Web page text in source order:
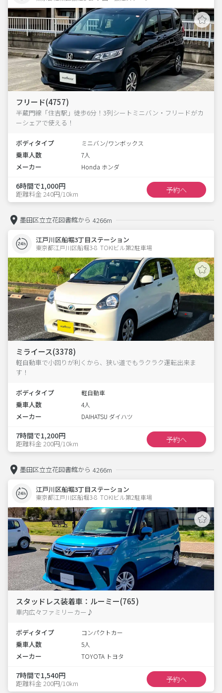
フリード(4757)
半蔵門線「住吉駅」徒歩6分！3列シートミニバン・フリードがカ
ーシェアで使える！
ボディタイプ ミニバン/ワンボックス
乗車人数 7人
メーカー Honda ホンダ
6時間で1,000円
距離料金 240円/10km 予約へ
墨田区立立花図書館から 4266m
江戸川区船堀3丁目ステーション
東京都江戸川区船堀3-8  TOKIビル第2駐車場
ミライース(3378)
軽自動車で小回りが利くから、狭い道でもラクラク運転出来ま
す！
ボディタイプ 軽自動車
乗車人数 4人
メーカー DAIHATSU ダイハツ
7時間で1,200円
距離料金 200円/10km 予約へ
墨田区立立花図書館から 4266m
江戸川区船堀3丁目ステーション
東京都江戸川区船堀3-8  TOKIビル第2駐車場
スタッドレス装着車：ルーミー(765)
車内広々ファミリーカー♪
ボディタイプ コンパクトカー
乗車人数 5人
メーカー TOYOTA トヨタ
7時間で1,540円
距離料金 200円/10km 予約へ